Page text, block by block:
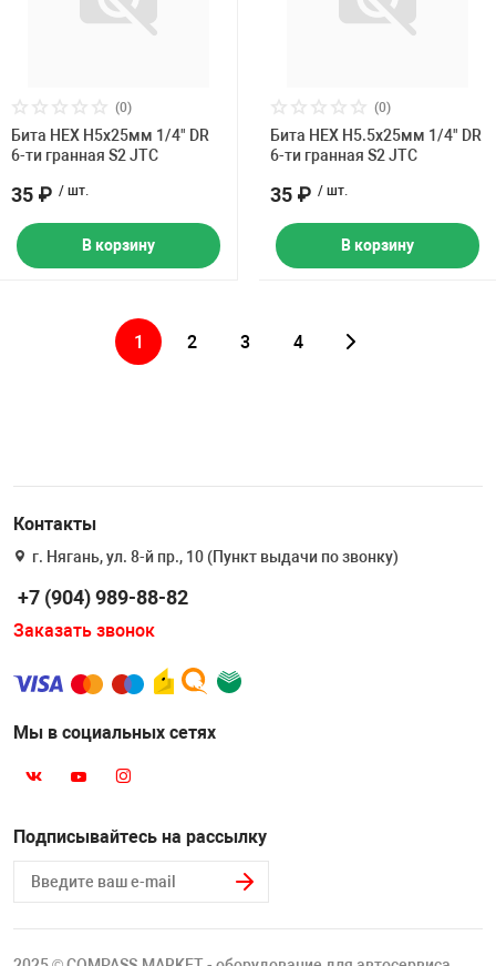
(0)
Бита HEX H5х25мм 1/4" DR
6-ти гранная S2 JTC
35 ₽ / шт.
В корзину
(0)
Бита HEX H5.5х25мм 1/4" DR
6-ти гранная S2 JTC
35 ₽ / шт.
В корзину
1 2 3 4
Контакты
г. Нягань, ул. 8-й пр., 10 (Пункт выдачи по звонку)
+7 (904) 989-88-82
Заказать звонок
Мы в социальных сетях
Подписывайтесь на рассылку